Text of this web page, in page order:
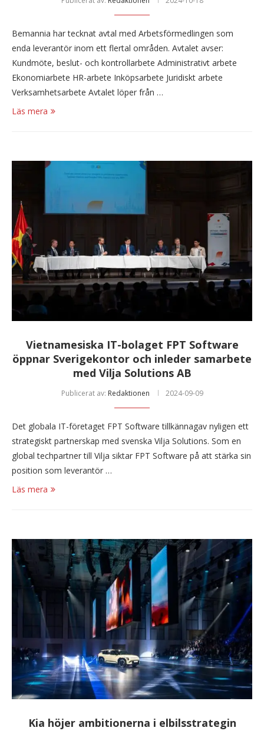
Bemannia har tecknat avtal med Arbetsförmedlingen som
enda leverantör inom ett flertal områden. Avtalet avser:
Kundmöte, beslut- och kontrollarbete Administrativt arbete
Ekonomiarbete HR-arbete Inköpsarbete Juridiskt arbete
Verksamhetsarbete Avtalet löper från …
Läs mera
Vietnamesiska IT-bolaget FPT Software
öppnar Sverigekontor och inleder samarbete
med Vilja Solutions AB
Publicerat av: Redaktionen 2024-09-09
Det globala IT-företaget FPT Software tillkännagav nyligen ett
strategiskt partnerskap med svenska Vilja Solutions. Som en
global techpartner till Vilja siktar FPT Software på att stärka sin
position som leverantör …
Läs mera
Kia höjer ambitionerna i elbilsstrategin